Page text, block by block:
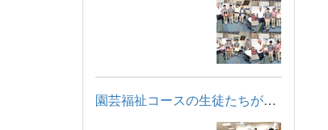
園芸福祉コースの生徒たちが「福祉用具・住宅モデルルーム見学」...